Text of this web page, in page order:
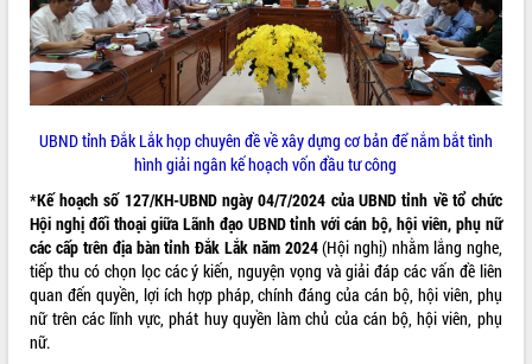
UBND tỉnh Đắk Lắk họp chuyên đề về xây dựng cơ bản để nắm bắt tình
hình giải ngân kế hoạch vốn đầu tư công
*Kế hoạch số 127/KH-UBND ngày 04/7/2024 của UBND tỉnh về tổ chức
Hội nghị đối thoại giữa Lãnh đạo UBND tỉnh với cán bộ, hội viên, phụ nữ
các cấp trên địa bàn tỉnh Đắk Lắk năm 2024(Hội nghị) nhằm lắng nghe,
tiếp thu có chọn lọc các ý kiến, nguyện vọng và giải đáp các vấn đề liên
quan đến quyền, lợi ích hợp pháp, chính đáng của cán bộ, hội viên, phụ
nữ trên các lĩnh vực, phát huy quyền làm chủ của cán bộ, hội viên, phụ
nữ.